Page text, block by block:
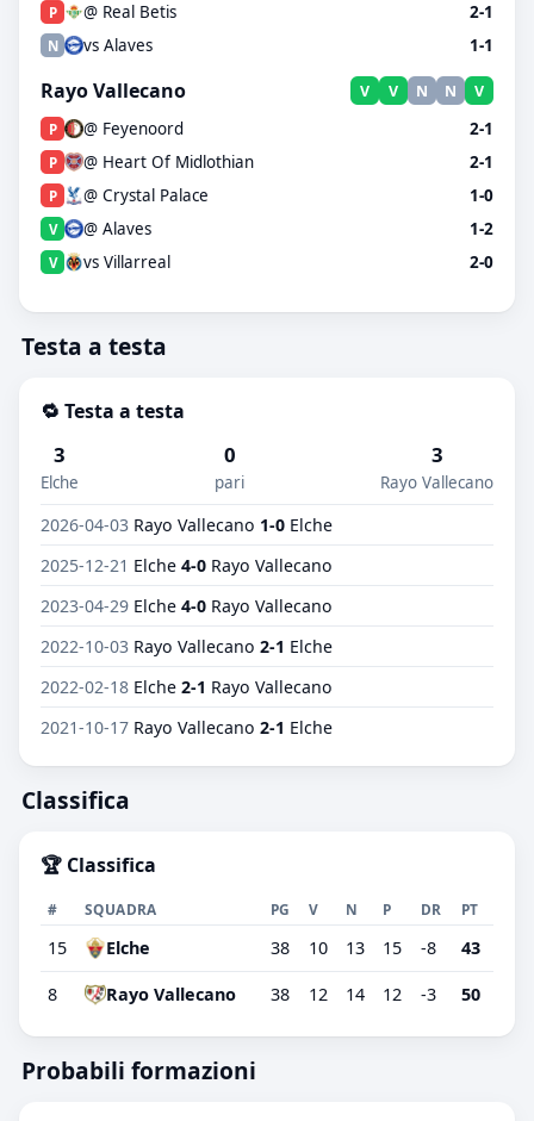
P @ Real Betis 2-1
N vs Alaves 1-1
Rayo Vallecano V V N N V
P @ Feyenoord 2-1
P @ Heart Of Midlothian 2-1
P @ Crystal Palace 1-0
V @ Alaves 1-2
V vs Villarreal 2-0
Testa a testa
🔁 Testa a testa
3
Elche
0
pari
3
Rayo Vallecano
2026-04-03 Rayo Vallecano 1-0 Elche
2025-12-21 Elche 4-0 Rayo Vallecano
2023-04-29 Elche 4-0 Rayo Vallecano
2022-10-03 Rayo Vallecano 2-1 Elche
2022-02-18 Elche 2-1 Rayo Vallecano
2021-10-17 Rayo Vallecano 2-1 Elche
Classifica
🏆 Classifica
# SQUADRA PG V N P DR PT
15 Elche 38 10 13 15 -8 43
8 Rayo Vallecano 38 12 14 12 -3 50
Probabili formazioni